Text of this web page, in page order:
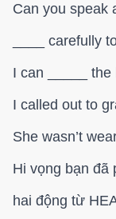
Can you speak
____ carefully
I can _____
I called out to
She wasn’t
Hi vọng bạn đã
hai động từ